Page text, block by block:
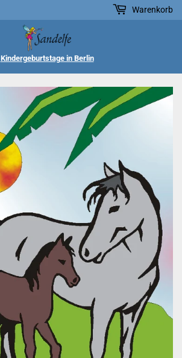
Kindergeburtstage in Berlin
Warenkorb